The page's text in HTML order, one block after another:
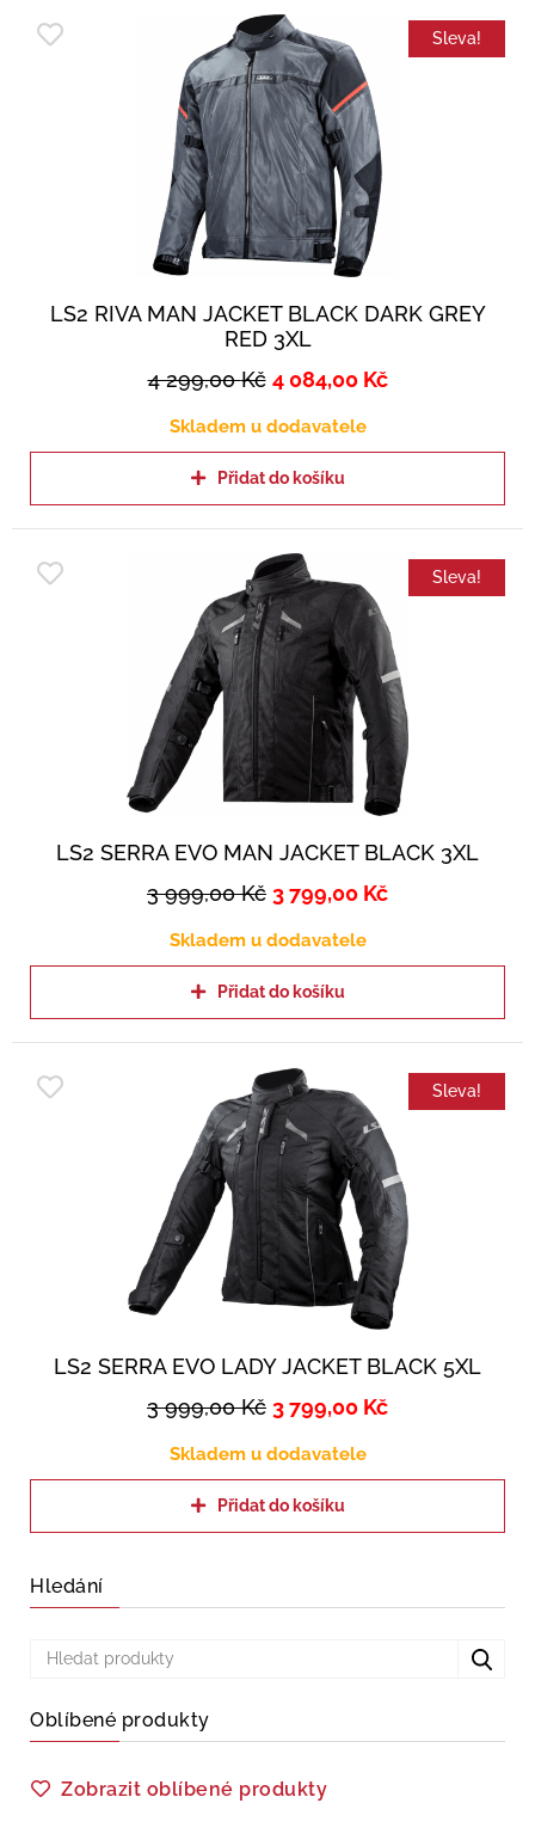
Sleva!
LS2 RIVA MAN JACKET BLACK DARK GREY
RED 3XL
4 299,00Kč 4 084,00 Kč
Skladem u dodavatele
Přidat do košíku
Sleva!
LS2 SERRA EVO MAN JACKET BLACK 3XL
3 999,00Kč 3 799,00 Kč
Skladem u dodavatele
Přidat do košíku
Sleva!
LS2 SERRA EVO LADY JACKET BLACK 5XL
3 999,00Kč 3 799,00 Kč
Skladem u dodavatele
Přidat do košíku
Hledání
Oblíbené produkty
Zobrazit oblíbené produkty